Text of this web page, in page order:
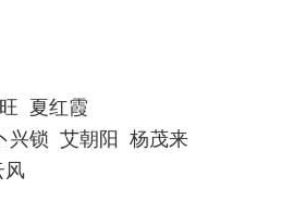
夏红霞
锁 艾朝阳 杨茂来
风